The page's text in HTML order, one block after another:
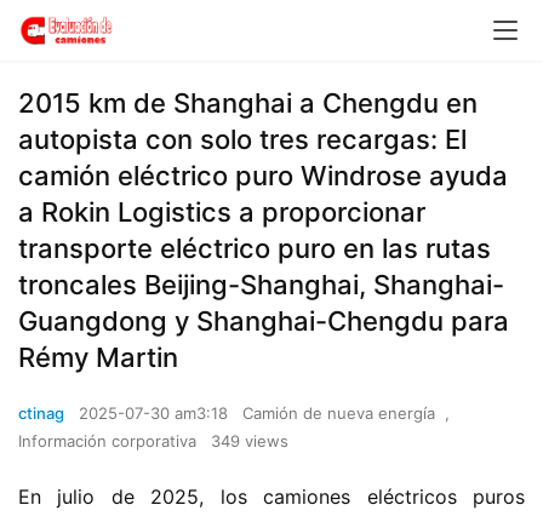
​​2015 km de Shanghai a Chengdu en
autopista con solo tres recargas: El
camión eléctrico puro Windrose ayuda
a Rokin Logistics a proporcionar
transporte eléctrico puro en las rutas
troncales Beijing-Shanghai, Shanghai-
Guangdong y Shanghai-Chengdu para
Rémy Martin​​
ctinag 2025-07-30 am3:18 Camión de nueva energía
,
Información corporativa
349 views
En julio de 2025, los camiones eléctricos puros